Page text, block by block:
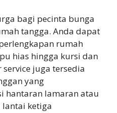
bagi pecinta bunga
tangga. Anda dapat
rumah
hias hingga kursi dan
juga tersedia
yang
hantaran lamaran atau
lantai ketiga